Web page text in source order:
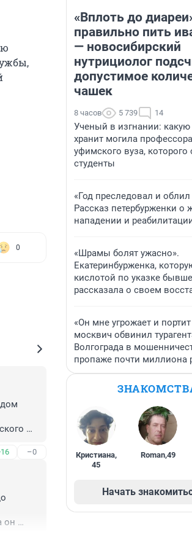
0
и
–0
он
«Вплоть до
правильно пить
— новосибирский
нутрициолог
допустимое
чашек
8 часов 5 739 14
Ученый в изгнании: какую
хранит могила профессора
уфимского вуза,
студенты
«Год преследовал и
Рассказ петербурженки о
нападении и
«Шрамы болят ужасно».
Екатеринбурженка,
кислотой по указке
рассказала о своем
«Он мне угрожает и
москвич обвинил
Волгограда в
пропаже почти миллиона
Кристиана,
45
Roman,49
Начать